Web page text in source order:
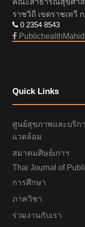
คณะสาธารณสุขศาส
ราชวิถี เขตราชเทวี
0 2354 8543
Quick Links
ศูนย์สุขภาพและบริก
แวดล้อม
สมาคมศิษย์เก่าฯ
Thai Journal of
การศึกษา
ภาควิชา
ร่วมงานกับเรา